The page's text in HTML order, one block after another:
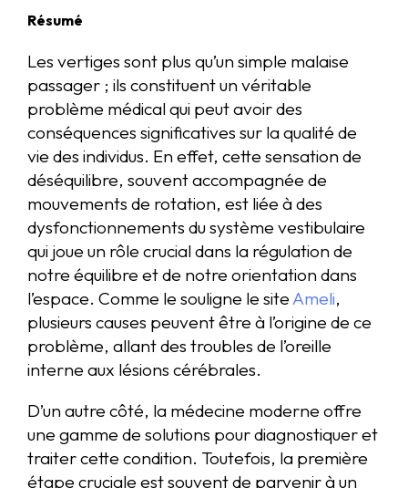
Résumé
Les vertiges sont plus qu’un simple malaise
passager ; ils constituent un véritable
problème médical qui peut avoir des
conséquences significatives sur la qualité de
vie des individus. En effet, cette sensation de
déséquilibre, souvent accompagnée de
mouvements de rotation, est liée à des
dysfonctionnements du système vestibulaire
qui joue un rôle crucial dans la régulation de
notre équilibre et de notre orientation dans
l’espace. Comme le souligne le site Ameli,
plusieurs causes peuvent être à l’origine de ce
problème, allant des troubles de l’oreille
interne aux lésions cérébrales.
D’un autre côté, la médecine moderne offre
une gamme de solutions pour diagnostiquer et
traiter cette condition. Toutefois, la première
étape cruciale est souvent de parvenir à un